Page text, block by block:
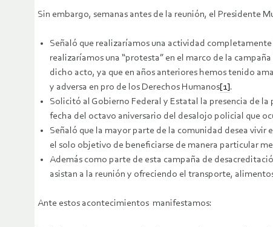
Sin embargo, semanas antes de la reunión, el Presidente
Señaló que realizaríamos una actividad
realizaríamos una “protesta” en el marco de la
dicho acto, ya que en años anteriores hemos tenido
y adversa en pro de los Derechos Humanos[1].
Solicitó al Gobierno Federal y Estatal la presencia de
fecha del octavo aniversario del desalojo policial que
Señaló que la mayor parte de la comunidad desea vivir
el solo objetivo de beneficiarse de manera particular
Además como parte de esta campaña de
asistan a la reunión y ofreciendo el transporte,
Ante estos acontecimientos manifestamos: